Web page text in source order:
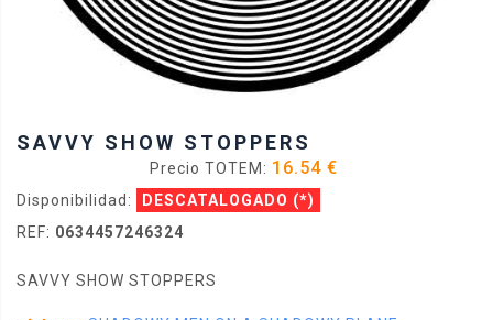
SAVVY SHOW STOPPERS
Precio TOTEM: 16.54 €
Disponibilidad: DESCATALOGADO (*)
REF: 0634457246324
SAVVY SHOW STOPPERS